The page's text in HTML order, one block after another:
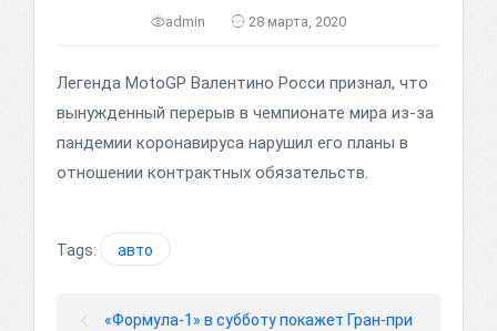
admin 28 марта, 2020
Легенда MotoGP Валентино Росси признал, что
вынужденный перерыв в чемпионате мира из-за
пандемии коронавируса нарушил его планы в
отношении контрактных обязательств.
Tags: авто
«Формула-1» в субботу покажет Гран-при